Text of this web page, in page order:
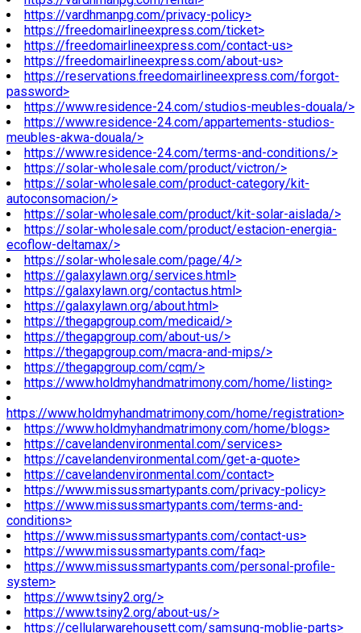
https://vardhmanpg.com/privacy-policy>
https://freedomairlineexpress.com/ticket>
https://freedomairlineexpress.com/contact-us>
https://freedomairlineexpress.com/about-us>
https://reservations.freedomairlineexpress.com/forgot-
password>
https://www.residence-24.com/studios-meubles-douala/>
https://www.residence-24.com/appartements-studios-
meubles-akwa-douala/>
https://www.residence-24.com/terms-and-conditions/>
https://solar-wholesale.com/product/victron/>
https://solar-wholesale.com/product-category/kit-
autoconsomacion/>
https://solar-wholesale.com/product/kit-solar-aislada/>
https://solar-wholesale.com/product/estacion-energia-
ecoflow-deltamax/>
https://solar-wholesale.com/page/4/>
https://galaxylawn.org/services.html>
https://galaxylawn.org/contactus.html>
https://galaxylawn.org/about.html>
https://thegapgroup.com/medicaid/>
https://thegapgroup.com/about-us/>
https://thegapgroup.com/macra-and-mips/>
https://thegapgroup.com/cqm/>
https://www.holdmyhandmatrimony.com/home/listing>
https://www.holdmyhandmatrimony.com/home/registration>
https://www.holdmyhandmatrimony.com/home/blogs>
https://cavelandenvironmental.com/services>
https://cavelandenvironmental.com/get-a-quote>
https://cavelandenvironmental.com/contact>
https://www.missussmartypants.com/privacy-policy>
https://www.missussmartypants.com/terms-and-
conditions>
https://www.missussmartypants.com/contact-us>
https://www.missussmartypants.com/faq>
https://www.missussmartypants.com/personal-profile-
system>
https://www.tsiny2.org/>
https://www.tsiny2.org/about-us/>
https://cellularwarehousett.com/samsung-moblie-parts>